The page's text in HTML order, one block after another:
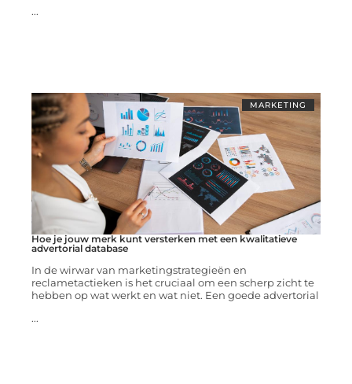
...
MARKETING
Hoe je jouw merk kunt versterken met een kwalitatieve
advertorial database
In de wirwar van marketingstrategieën en
reclametactieken is het cruciaal om een scherp zicht te
hebben op wat werkt en wat niet. Een goede advertorial
...